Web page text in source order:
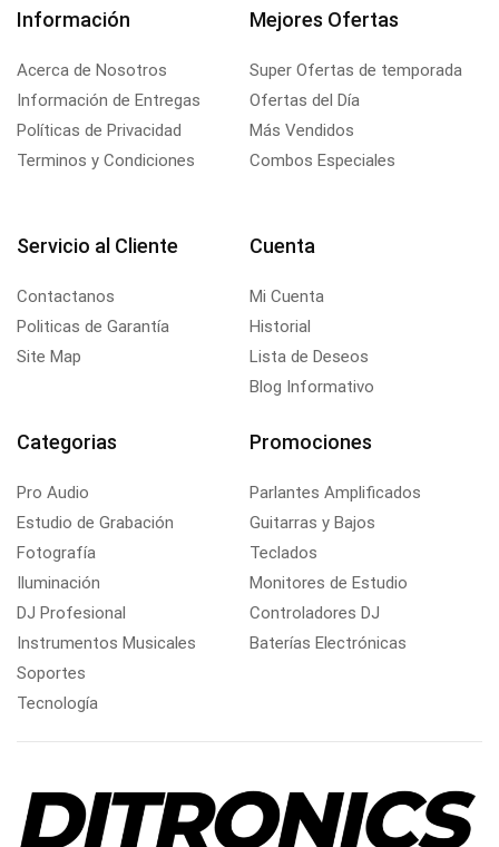
Información
Acerca de Nosotros
Información de Entregas
Políticas de Privacidad
Terminos y Condiciones
Mejores Ofertas
Super Ofertas de temporada
Ofertas del Día
Más Vendidos
Combos Especiales
Servicio al Cliente
Contactanos
Politicas de Garantía
Site Map
Cuenta
Mi Cuenta
Historial
Lista de Deseos
Blog Informativo
Categorias
Pro Audio
Estudio de Grabación
Fotografía
Iluminación
DJ Profesional
Instrumentos Musicales
Soportes
Tecnología
Promociones
Parlantes Amplificados
Guitarras y Bajos
Teclados
Monitores de Estudio
Controladores DJ
Baterías Electrónicas